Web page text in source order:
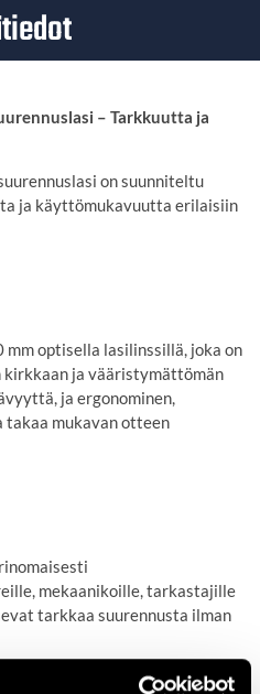
– Tarkkuutta ja
on suunniteltu
ja käyttömukavuutta erilaisiin
optisella lasilinssillä, joka on
ja vääristymättömän
ja ergonominen,
takaa mukavan otteen
mekaanikoille, tarkastajille
tarkkaa suurennusta ilman